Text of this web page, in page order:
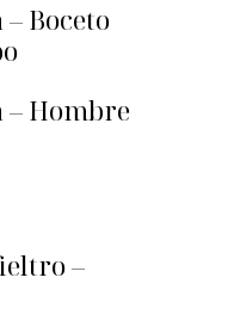
Boceto
– Hombre
–